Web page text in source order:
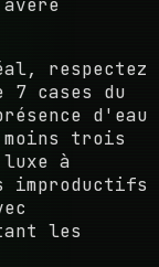
respectez
cases du
d'eau
trois
à
les